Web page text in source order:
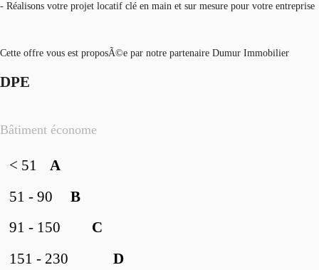
- Réalisons votre projet locatif clé en main et sur mesure pour votre entreprise
Cette offre vous est proposÃ©e par notre partenaire Dumur Immobilier
DPE
Bâtiment économe
A
< 51
B
51 - 90
C
91 - 150
D
151 - 230